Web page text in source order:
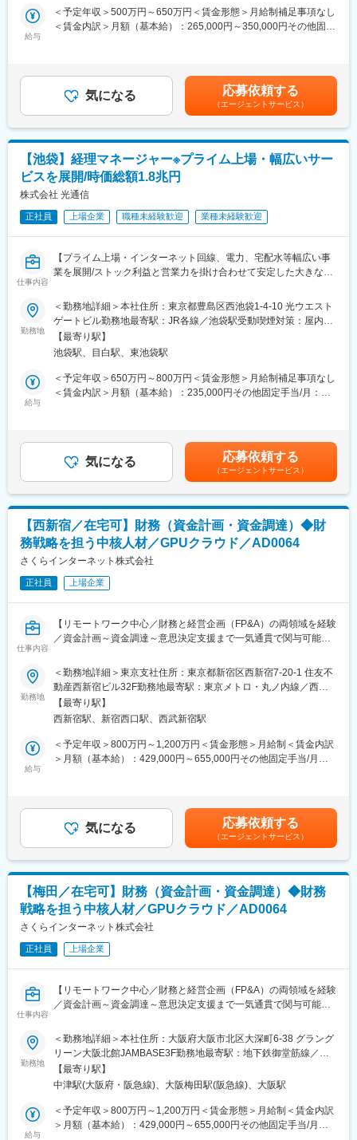
・決算(月次・年次・四半期決算業務)
・連結決算
・従業員経費精算業務
・税務（申告資料の作成）
■配属先組織構成：
・部長、課長、係長2名、主任3名、メンバー4名、派遣社員2名が
在籍。
20～40代まで幅広い年齢層の方が所属しており、30代がボリュー
ムゾーンとなっています。
現職メンバーに、会計士や税理士有資格者もいるため、お互いの
スキルを高め合う環境です。
■キャリアパス：
まずは決算業務からご担当いただき、ゆくゆくはメンバーマネジ
■働き方：
・土日祝休み、リモートワークも相談可能で、ワークライフバラ
ンスが整った環境です。
業」として東京都よりくるみんマークも取得しています。
連結・開示・税務など、やる気のある方にはご希望の業務を経験
していただけます。上場企業の経理業務を（縦にも横にも）幅広
く経験することが可能なのでご自身のキャリアを積み上げたい方
には最適な環境です。
※業務ローテーションは、定期的に行っております。将来的には予
実管理（現在は経営企画が担当）等、幅広い業務に挑戦も可能で
す。
■同社の魅力：
・同社は、携帯電話の販売台数だけでなく、顧客毎に異なる課題
えています。実際に他販売会社のソリューション導入率は1ケタ台
が大半ですが、同社は約23％の導入率を有し、業界トップの立ち
変更の範囲：会社の定める業務
給与
＜予定年収＞500万円～650万円＜賃金形態＞月給制補足事項なし
＜賃金内訳＞月額（基本給）：265,000円～350,000円その他固定
定■昇給：年1回（7月）■賞与：年2回（6月、12月）賃金はあくま
でも目安の金額であり、選考を通じて上下する可能性がありま
す。月給(月額)は固定手当を含めた表記です。
気になる 応募依頼する
（エージェントサービス）
【池袋】経理マネージャー※プライム上場・幅広いサー
ビスを展開/時価総額1.8兆円
株式会社 光通信
正社員 上場企業 職種未経験歓迎 業種未経験歓迎
仕事内容
【プライム上場・インターネット回線、電力、宅配水等幅広い事
業を展開/ストック利益と営業力を掛け合わせて安定した大きな売
【ポジション概要】
多くのグループ会社を抱える当社にて、幅広い経理スキルを活か
していただくポジションです。債権債務・固定資産・リース資
産・棚卸資産の管理、単体決算、連結決算、株主への決算報告な
ど幅広くお任せいたします。
・費用／債務管理業務、EDI導入による業務効率化
・固定資産管理業務、ネットワーク資産、リース資産管理システ
■出向先：
株式会社コア・コンサルティング・グループ
事業内容：戦略コンサルティング、ファイナンシャルアドバイザ
リーサービス、業務改善
東京都豊島区西池袋1-4-10
■当社の魅力：
・当社はプライム上場、インターネット回線、電力、宅配水、保
険、OA機器、携帯電話等法人向け、個人向けともに幅広い事業を
による新しい商品やサービスを創り、それを業務提携したアライ
アンスを組んで売ること」に注力しております。当社の新規サー
ビスの条件は、「在庫を持たないこと」「設備投資を掛からない
こと」「ストックビジネス（お客様に売ったあと、月々の使用料
す。そのため、ストックビジネスの売り上げのみで年間およそ
1000億円となっており、安定した収益体制が確立しています。
・当社は売上5782億円,連結子会社150社、法人顧客約100万社・
個人顧客140万人と非常に社会に影響力が高い企業です。
変更の範囲：会社の定める業務
勤務地
＜勤務地詳細＞本社住所：東京都豊島区西池袋1-4-10 光ウエスト
ゲートビル勤務地最寄駅：JR各線／池袋駅受動喫煙対策：屋内全
面禁煙変更の範囲：会社の定める事業所（リモートワーク含む）
【最寄り駅】
池袋駅、目白駅、東池袋駅
給与
＜予定年収＞650万円～800万円＜賃金形態＞月給制補足事項なし
＜賃金内訳＞月額（基本給）：235,000円その他固定手当/月：
社規程により個別に決定します。賃金はあくまでも目安の金額で
あり、選考を通じて上下する可能性があります。月給(月額)は固定
手当を含めた表記です。
気になる 応募依頼する
（エージェントサービス）
【西新宿／在宅可】財務（資金計画・資金調達）◆財
務戦略を担う中核人材／GPUクラウド／AD0064
さくらインターネット株式会社
正社員 上場企業
仕事内容
【リモートワーク中心／財務と経営企画（FP&A）の両領域を経験
／資金計画～資金調達～意思決定支援まで一気通貫で関与可能】
■募集背景：
事業拡大と投資増加に伴い、財務機能の強化を目的とし資金計画
から資金調達、経営意思決定支援まで担っていただきます。
金融機関との折衝や資金調達の企画・推進、必要資料の作成、投
資案件の財務レビュー、経営陣へのレポーティングなど幅広い業
務に携わります。単なる財務オペレーションではなく、事業成長
や大型投資を支える財務機能の中核として、資金計画から資金調
■業務詳細：
・事業部門と連携した前提条件の整理
（2）資金繰り・キャッシュマネジメント
・資金繰りの管理および予測
・キャッシュフローの最適化
・キャッシュフローのモニタリングおよび改善提案
（3）資金調達の企画・推進
・資金調達戦略の検討および実行
・金融機関との折衝・条件交渉
・調達に必要な資料作成・説明対応
（4）投資・意思決定支援
・経営陣へのレポーティング・提言
・財務観点からの意思決定支援
（5）部門横断での調整・推進
・事業部門との連携・情報収集
・社内外ステークホルダーとの調整
勤務地
＜勤務地詳細＞東京支社住所：東京都新宿区西新宿7-20-1 住友不
動産西新宿ビル32F勤務地最寄駅：東京メトロ・丸ノ内線／西新
宿駅受動喫煙対策：屋内全面禁煙変更の範囲：会社の定める事業
所（リモートワーク含む）
【最寄り駅】
西新宿駅、新宿西口駅、西武新宿駅
給与
＜予定年収＞800万円～1,200万円＜賃金形態＞月給制＜賃金内訳
＞月額（基本給）：429,000円～655,000円その他固定手当/月：
業手当＞有＜給与補足＞※給与詳細は、スキル・経験を考慮の上、
当社規定により決定※給与改定や賞与は当社人事制度による査定に
て決定■給与改定：年2回（4月、10月）■賞与：年2回（6月、12
月）■その他固定手当：住宅補助、通勤手当：25,000円・通信費
3,000円賃金はあくまでも目安の金額であり、選考を通じて上下す
る可能性があります。月給(月額)は固定手当を含めた表記です。
気になる 応募依頼する
（エージェントサービス）
【梅田／在宅可】財務（資金計画・資金調達）◆財務
戦略を担う中核人材／GPUクラウド／AD0064
さくらインターネット株式会社
正社員 上場企業
仕事内容
【リモートワーク中心／財務と経営企画（FP&A）の両領域を経験
／資金計画～資金調達～意思決定支援まで一気通貫で関与可能】
■募集背景：
事業拡大と投資増加に伴い、財務機能の強化を目的とし資金計画
から資金調達、経営意思決定支援まで担っていただきます。
金融機関との折衝や資金調達の企画・推進、必要資料の作成、投
資案件の財務レビュー、経営陣へのレポーティングなど幅広い業
務に携わります。単なる財務オペレーションではなく、事業成長
や大型投資を支える財務機能の中核として、資金計画から資金調
勤務地
＜勤務地詳細＞本社住所：大阪府大阪市北区大深町6-38 グラング
リーン大阪北館JAMBASE3F勤務地最寄駅：地下鉄御堂筋線／梅
田駅受動喫煙対策：敷地内喫煙可能場所あり変更の範囲：会社の
定める事業所（リモートワーク含む）
【最寄り駅】
中津駅(大阪府・阪急線)、大阪梅田駅(阪急線)、大阪駅
給与
＜予定年収＞800万円～1,200万円＜賃金形態＞月給制＜賃金内訳
＞月額（基本給）：429,000円～655,000円その他固定手当/月：